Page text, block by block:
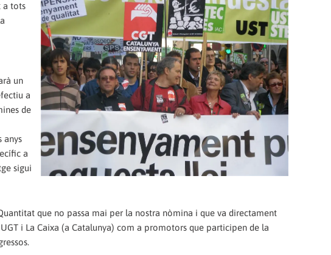
a tots
un
a
de
anys
a
sigui
que no passa mai per la nostra nòmina i que va directament
i La Caixa (a Catalunya) com a promotors que participen de la